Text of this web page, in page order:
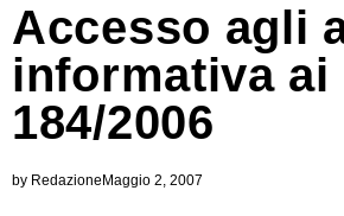
Accesso agli
informativa ai
184/2006
by Redazione Maggio 2, 2007